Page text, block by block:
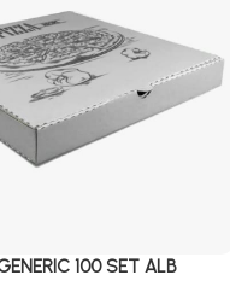
100 SET ALB